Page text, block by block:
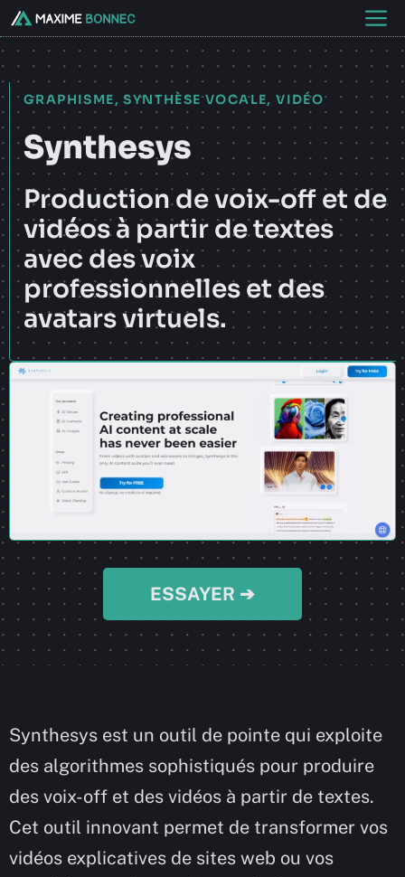
Aller
au
contenu
GRAPHISME,SYNTHÈSE VOCALE,VIDÉO
Synthesys
Production de voix-off et de
vidéos à partir de textes
avec des voix
professionnelles et des
avatars virtuels.
ESSAYER ➔
Synthesys est un outil de pointe qui exploite
des algorithmes sophistiqués pour produire
des voix-off et des vidéos à partir de textes.
Cet outil innovant permet de transformer vos
vidéos explicatives de sites web ou vos